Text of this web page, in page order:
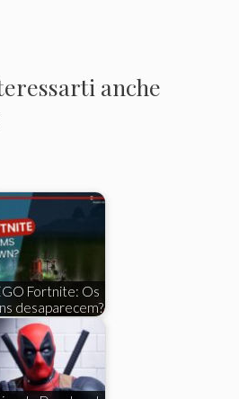
anche
Fortnite: Os
desaparecem?